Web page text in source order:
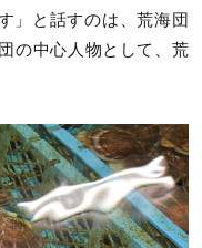
」と話すのは、荒海団
の中心人物として、荒